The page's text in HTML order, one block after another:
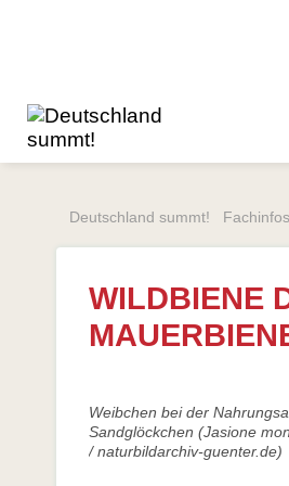
Mitsummen, aber wie?
Naturgarten selbst gestalten
Naturgarten-Planung und -
kurz vorgestellt
& Schutz
Deutschland summt! Fachinfos
WILDBIENE
Weibchen bei der
Sandglöckchen (Jasione
/ naturbildarchiv-guenter.de)